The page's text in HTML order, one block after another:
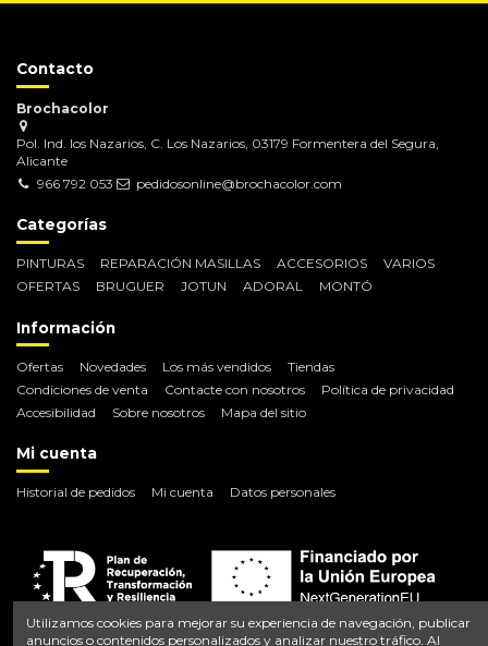
Contacto
Brochacolor
Pol. Ind. los Nazarios, C. Los Nazarios, 03179 Formentera del Segura,
Alicante
966 792 053
pedidosonline@brochacolor.com
Categorías
PINTURAS REPARACIÓN MASILLAS ACCESORIOS
VARIOS
OFERTAS
BRUGUER JOTUN ADORAL MONTÓ
Información
Ofertas Novedades Los más vendidos
Tiendas
Condiciones de venta
Contacte con nosotros
Política de privacidad
Accesibilidad
Sobre nosotros Mapa del sitio
Mi cuenta
Historial de pedidos Mi cuenta Datos personales
Utilizamos cookies para mejorar su experiencia de navegación, publicar
anuncios o contenidos personalizados y analizar nuestro tráfico. Al